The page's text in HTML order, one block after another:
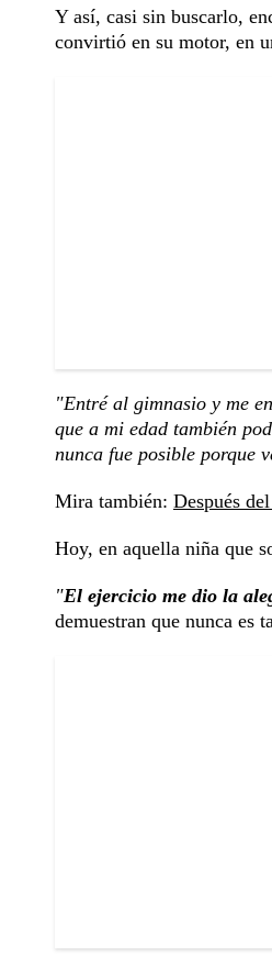
Y así, casi sin buscarlo,
convirtió en su motor, en
"Entré al gimnasio y me
que a mi edad también
nunca fue posible porque
Mira también: Después
Hoy, en aquella niña que
"El ejercicio me dio la
demuestran que nunca es